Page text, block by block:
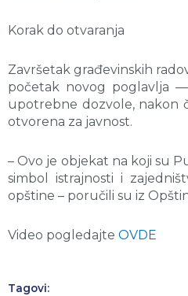
Korak do otvaranja
Završetak građevinskih
početak novog poglavlja
upotrebne dozvole, nakon
otvorena za javnost.
– Ovo je objekat na koji su
simbol istrajnosti i
opštine – poručili su iz
Video pogledajte OVDE
Tagovi: